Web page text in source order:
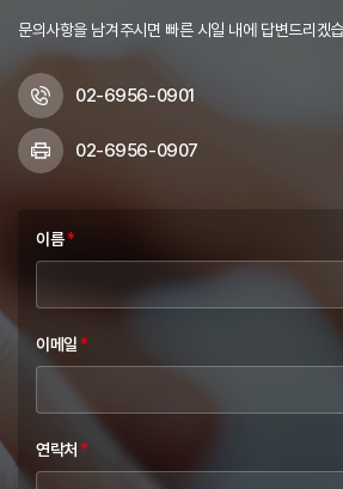
문의사항을 남겨주시면 빠른 시일 내에 답변드리겠
02-6956-0901
02-6956-0907
이름*
이메일 *
연락처 *